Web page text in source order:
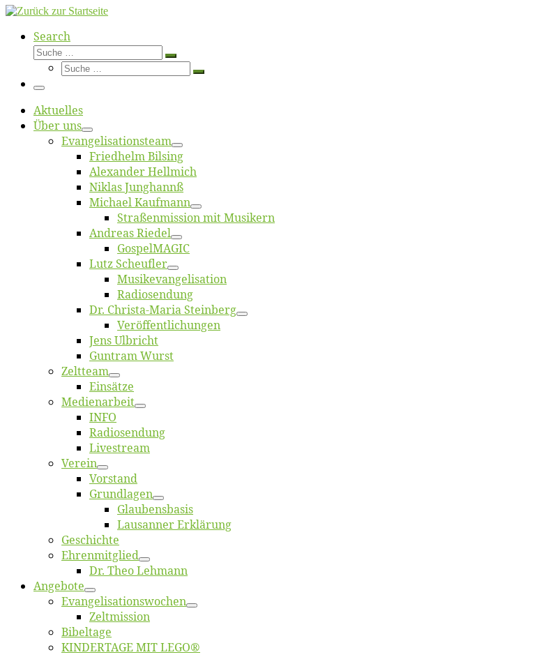
Search
Suche
Suche
Suche
Suche
Menü
Ak­tu­el­les
Über uns
Evangelisa­tions­team
Fried­helm Bilsing
Alex­an­der Hellmich
Ni­klas Junghannß
Mi­cha­el Kaufmann
Straßenmis­sion mit Musikern
An­dre­as Riedel
Gos­pel­MA­GIC
Lutz Scheuf­ler
Musikevan­ge­li­sa­tion
Ra­dio­sen­dung
Dr. Chris­­ta-Ma­ria Steinberg
Ver­öf­fent­li­chun­gen
Jens Ulb­richt
Gun­tram Wurst
Zelt­team
Ein­sät­ze
Me­di­en­ar­beit
INFO
Ra­dio­sen­dung
Live­stream
Ver­ein
Vor­stand
Grund­la­gen
Glaubens­ba­sis
Lausan­ner Erklärung
Ge­schich­te
Eh­ren­mit­glied
Dr. Theo Lehmann
An­ge­bo­te
Evangelisa­tions­wo­chen
Zelt­mis­si­on
Bi­bel­ta­ge
KINDERTAGE MIT LEGO®